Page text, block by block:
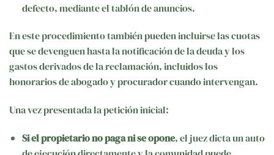
defecto, mediante el tablón de anuncios.
En este procedimiento también pueden incluirse las cuotas
que se devenguen hasta la notificación de la deuda y los
gastos derivados de la reclamación, incluidos los
honorarios de abogado y procurador cuando intervengan.
Una vez presentada la petición inicial:
Si el propietario no paga ni se opone, el juez dicta un auto